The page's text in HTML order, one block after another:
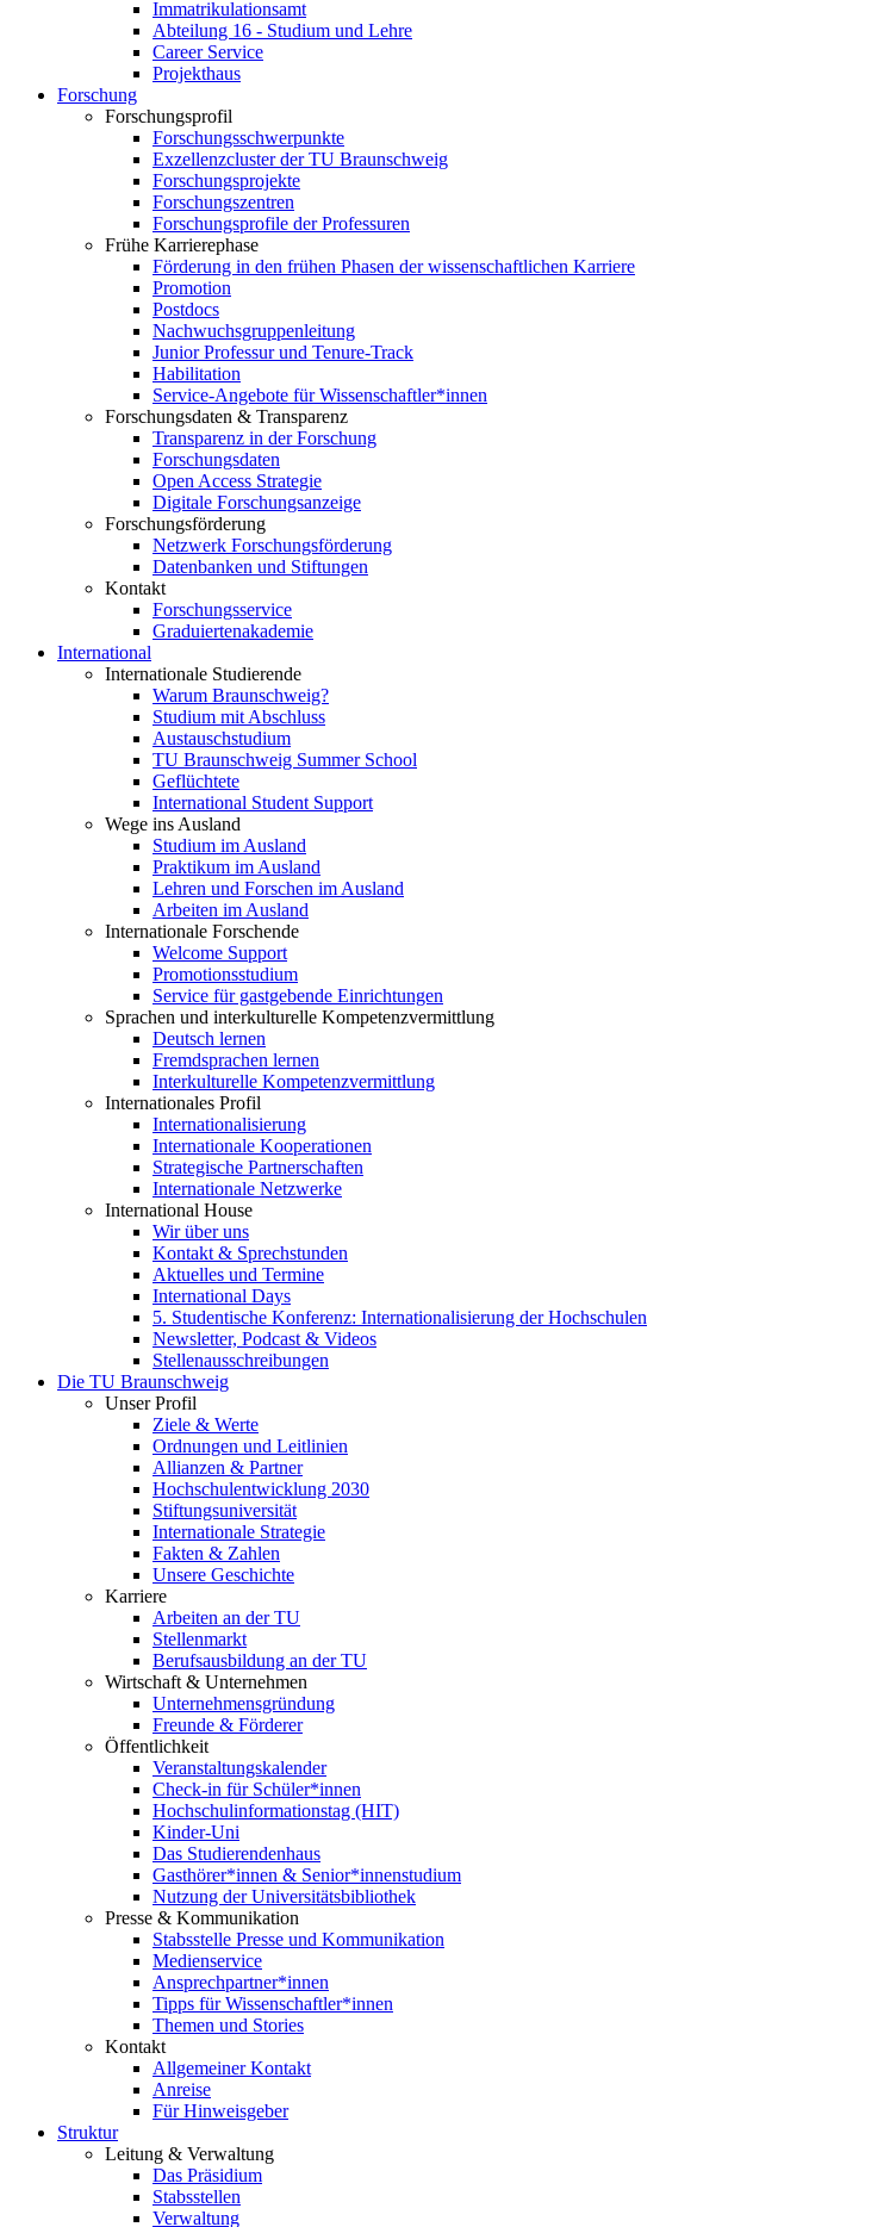
Immatrikulationsamt
Abteilung 16 - Studium und Lehre
Career Service
Projekthaus
Forschung
Forschungsprofil
Forschungsschwerpunkte
Exzellenzcluster der TU Braunschweig
Forschungsprojekte
Forschungszentren
Forschungsprofile der Professuren
Frühe Karrierephase
Förderung in den frühen Phasen der wissenschaftlichen Karriere
Promotion
Postdocs
Nachwuchsgruppenleitung
Junior Professur und Tenure-Track
Habilitation
Service-Angebote für Wissenschaftler*innen
Forschungsdaten & Transparenz
Transparenz in der Forschung
Forschungsdaten
Open Access Strategie
Digitale Forschungsanzeige
Forschungsförderung
Netzwerk Forschungsförderung
Datenbanken und Stiftungen
Kontakt
Forschungsservice
Graduiertenakademie
International
Internationale Studierende
Warum Braunschweig?
Studium mit Abschluss
Austauschstudium
TU Braunschweig Summer School
Geflüchtete
International Student Support
Wege ins Ausland
Studium im Ausland
Praktikum im Ausland
Lehren und Forschen im Ausland
Arbeiten im Ausland
Internationale Forschende
Welcome Support
Promotionsstudium
Service für gastgebende Einrichtungen
Sprachen und interkulturelle Kompetenzvermittlung
Deutsch lernen
Fremdsprachen lernen
Interkulturelle Kompetenzvermittlung
Internationales Profil
Internationalisierung
Internationale Kooperationen
Strategische Partnerschaften
Internationale Netzwerke
International House
Wir über uns
Kontakt & Sprechstunden
Aktuelles und Termine
International Days
5. Studentische Konferenz: Internationalisierung der Hochschulen
Newsletter, Podcast & Videos
Stellenausschreibungen
Die TU Braunschweig
Unser Profil
Ziele & Werte
Ordnungen und Leitlinien
Allianzen & Partner
Hochschulentwicklung 2030
Stiftungsuniversität
Internationale Strategie
Fakten & Zahlen
Unsere Geschichte
Karriere
Arbeiten an der TU
Stellenmarkt
Berufsausbildung an der TU
Wirtschaft & Unternehmen
Unternehmensgründung
Freunde & Förderer
Öffentlichkeit
Veranstaltungskalender
Check-in für Schüler*innen
Hochschulinformationstag (HIT)
Kinder-Uni
Das Studierendenhaus
Gasthörer*innen & Senior*innenstudium
Nutzung der Universitätsbibliothek
Presse & Kommunikation
Stabsstelle Presse und Kommunikation
Medienservice
Ansprechpartner*innen
Tipps für Wissenschaftler*innen
Themen und Stories
Kontakt
Allgemeiner Kontakt
Anreise
Für Hinweisgeber
Struktur
Leitung & Verwaltung
Das Präsidium
Stabsstellen
Verwaltung